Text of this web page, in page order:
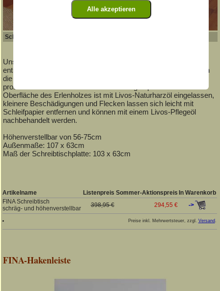
Schülerschreibtisch FINA
Unser formschöner Schreibtisch für ergonomisches und
entspanntes Sitzen aus Bio-Erlenholz. Der Schreibtisch ist durch
die solide Mechanik höhen- und schrägstellbar und lässt sich so
problemlos einer wechselnden Sitzhaltung anpassen. Die
Oberfläche des Erlenholzes ist mit Livos-Naturharzöl eingelassen,
kleinere Beschädigungen und Flecken lassen sich leicht mit
Schleifpapier entfernen und können mit einem Livos-Pflegeöl
nachbehandelt werden.
Höhenverstellbar von 56-75cm
Außenmaße: 107 x 63cm
Maß der Schreibtischplatte: 103 x 63cm
Artikelname Listenpreis Sommer-Aktionspreis In Warenkorb
FINA Schreibtisch
schräg- und höhenverstellbar
398,95 € 294,55 € ->
Preise inkl. Mehrwertsteuer, zzgl. Versand.
FINA-Hakenleiste
Alle akzeptieren